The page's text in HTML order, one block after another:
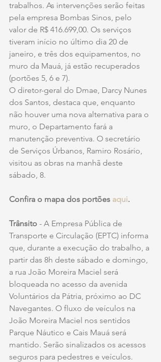
trabalhos. As intervenções serão feitas
pela empresa Bombas Sinos, pelo
valor de R$ 416.699,00. Os serviços
tiveram início no último dia 20 de
janeiro, e três dos equipamentos, no
muro da Mauá, já estão recuperados
(portões 5, 6 e 7).
O diretor-geral do Dmae, Darcy Nunes
dos Santos, destaca que, enquanto
não houver uma nova alternativa para o
muro, o Departamento fará a
manutenção preventiva. O secretário
de Serviços Úrbanos, Ramiro Rosário,
visitou as obras na manhã deste
sábado, 8.
Confira o mapa dos portões aqui.
Trânsito - A Empresa Pública de
Transporte e Circulação (EPTC) informa
que, durante a execução do trabalho, a
partir das 8h deste sábado e domingo,
a rua João Moreira Maciel será
bloqueada no acesso da avenida
Voluntários da Pátria, próximo ao DC
Navegantes. O fluxo de veículos na
João Moreira Maciel nos sentidos
Parque Náutico e Cais Mauá será
mantido. Serão sinalizados os acessos
seguros para pedestres e veículos.